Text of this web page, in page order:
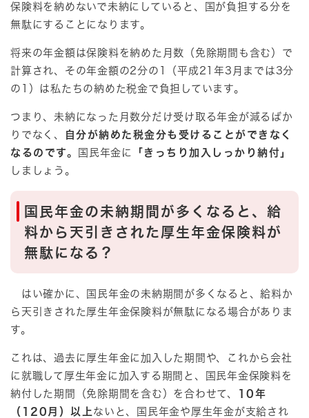
保険料を納めないで未納にしていると、国が負担する分を
無駄にすることになります。
将来の年金額は保険料を納めた月数（免除期間も含む）で
計算され、その年金額の2分の1（平成21年3月までは3分
の1）は私たちの納めた税金で負担しています。
つまり、未納になった月数分だけ受け取る年金が減るばか
りでなく、
自分が納めた税金分も受けることができなく
なるのです。
国民年金に
「きっちり加入しっかり納付」
しましょう。
国民年金の未納期間が多くなると、給
料から天引きされた厚生年金保険料が
無駄になる？
はい確かに、国民年金の未納期間が多くなると、給料か
ら天引きされた厚生年金保険料が無駄になる場合がありま
す。
これは、過去に厚生年金に加入した期間や、これから会社
に就職して厚生年金に加入する期間と、国民年金保険料を
納付した期間（免除期間を含む）を合わせて、
10年
（120月）以上 ないと、国民年金や厚生年金が支給され